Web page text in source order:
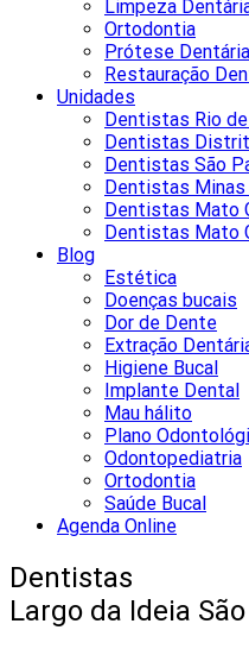
Limpeza
Ortodontia
Prótese Dentária
Restauração
Unidades
Dentistas Rio
Dentistas
Dentistas São
Dentistas Minas
Dentistas Mato
Dentistas Mato
Blog
Estética
Doenças bucais
Dor de Dente
Extração
Higiene Bucal
Implante Dental
Mau hálito
Plano
Odontopediatria
Ortodontia
Saúde Bucal
Agenda Online
Dentistas
Largo da Ideia